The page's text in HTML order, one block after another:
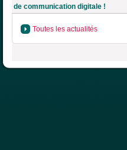
de communication digitale !
Toutes les actualités